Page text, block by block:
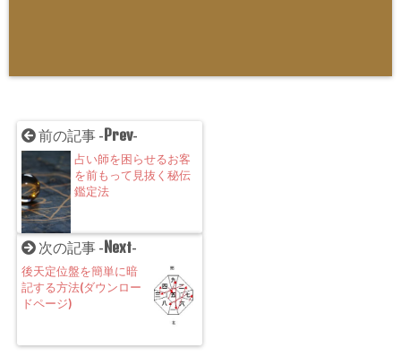
前の記事 - Prev-
占い師を困らせるお客
を前もって見抜く秘伝
鑑定法
次の記事 - Next-
後天定位盤を簡単に暗
記する方法(ダウンロー
ドページ)